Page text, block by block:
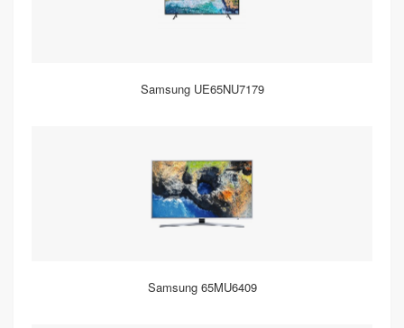
Samsung UE65NU7179
Samsung 65MU6409